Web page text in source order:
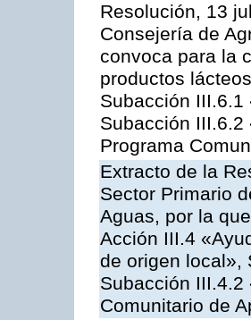
Resolución, 13
Consejería de
convoca para la
productos
Subacción
Subacción
Programa
Extracto de la
Sector Primario
Aguas, por la
Acción III.4
de origen local»,
Subacción
Comunitario de